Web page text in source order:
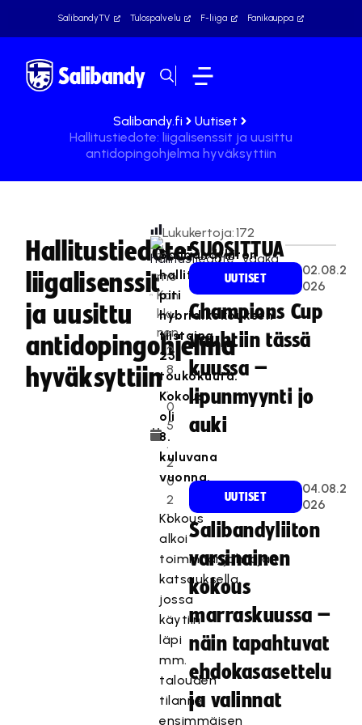
SalibandyTV Tulospalvelu F-liiga Fanikauppa
Salibandy.fi
Uutiset
Hallitustiedote: liigalisenssit ja uusittu
antidopingohjelma hyväksyttiin
Hallitustiedote:
liigalisenssit
ja uusittu
antidopingohjelma
hyväksyttiin
Ti
mo
Kan
kku
nen
2
8
.
0
5
.
2
0
2
1
Lukukertoja:172
Salibandyliiton
hallitus
piti
hybridikokouksen
tiistaina
25.
toukokuuta.
Kokous
oli
8.
kuluvana
vuonna.
Kokous
alkoi
toiminnanjohtajan
katsauksella,
jossa
käytiin
läpi
mm.
talouden
tilanne
ensimmäisen
SUOSITTUA
UUTISET
02.08.2
026
Champions Cup
vauhtiin tässä
kuussa –
lipunmyynti jo
auki
UUTISET
04.08.2
026
Salibandyliiton
varsinainen
kokous
marraskuussa –
näin tapahtuvat
ehdokasasettelu
ja valinnat